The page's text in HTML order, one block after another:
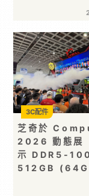
芝奇於
2026 動態展
示 DDR5-
512GB
3C配件